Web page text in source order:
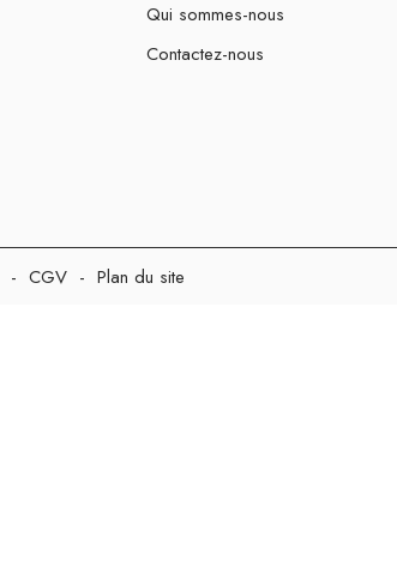
Qui sommes-nous
Contactez-nous
- CGV - Plan du site